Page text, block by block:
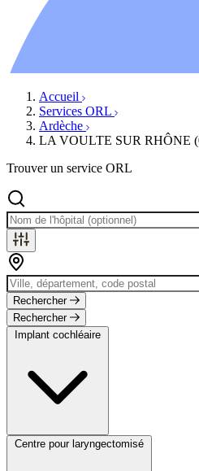
Évènements
Accueil
Services ORL
Ardèche
LA VOULTE SUR RHÔNE
Trouver un service ORL
Rechercher
Rechercher
Implant cochléaire
Centre pour laryngectomisé